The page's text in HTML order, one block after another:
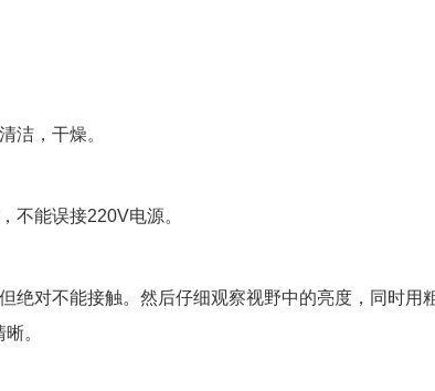
洁，干燥。
不能误接220V电源。
绝对不能接触。然后仔细观察视野中的亮度，同时用
。